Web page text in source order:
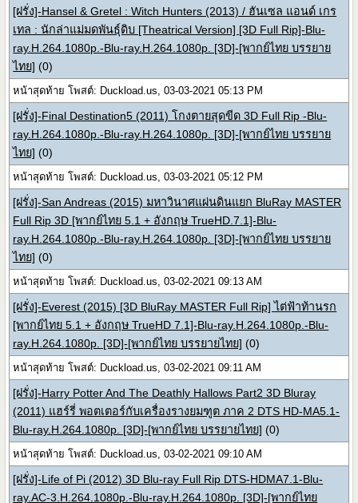
[ฝรั่ง]-Hansel & Gretel : Witch Hunters (2013) / ฮันเซล แอนด์ เกร
เทล : นักล่าแม่มดพันธุ์ดิบ [Theatrical Version] [3D Full Rip]-Blu-
ray.H.264.1080p.-Blu-ray.H.264.1080p. [3D]-[พากย์ไทย บรรยาย
ไทย] (0)
หน้าสุดท้าย โพสต์: Duckload.us, 03-03-2021 05:13 PM
[ฝรั่ง]-Final Destination5 (2011) โกงตายสุดขีด 3D Full Rip -Blu-
ray.H.264.1080p.-Blu-ray.H.264.1080p. [3D]-[พากย์ไทย บรรยาย
ไทย] (0)
หน้าสุดท้าย โพสต์: Duckload.us, 03-03-2021 05:12 PM
[ฝรั่ง]-San Andreas (2015) มหาวินาศแผ่นดินแยก BluRay MASTER
Full Rip 3D [พากย์ไทย 5.1 + อังกฤษ TrueHD.7.1]-Blu-
ray.H.264.1080p.-Blu-ray.H.264.1080p. [3D]-[พากย์ไทย บรรยาย
ไทย] (0)
หน้าสุดท้าย โพสต์: Duckload.us, 03-02-2021 09:13 AM
[ฝรั่ง]-Everest (2015) [3D BluRay MASTER Full Rip] ไต่ฟ้าท้านรก
[พากย์ไทย 5.1 + อังกฤษ TrueHD 7.1]-Blu-ray.H.264.1080p.-Blu-
ray.H.264.1080p. [3D]-[พากย์ไทย บรรยายไทย] (0)
หน้าสุดท้าย โพสต์: Duckload.us, 03-02-2021 09:11 AM
[ฝรั่ง]-Harry Potter And The Deathly Hallows Part2 3D Bluray
(2011) แฮร์รี่ พอตเตอร์กับเครื่องรางยมฑูต ภาค 2 DTS HD-MA5.1-
Blu-ray.H.264.1080p. [3D]-[พากย์ไทย บรรยายไทย] (0)
หน้าสุดท้าย โพสต์: Duckload.us, 03-02-2021 09:10 AM
[ฝรั่ง]-Life of Pi (2012) 3D Blu-ray Full Rip DTS-HDMA7.1-Blu-
ray.AC-3.H.264.1080p.-Blu-ray.H.264.1080p. [3D]-[พากย์ไทย